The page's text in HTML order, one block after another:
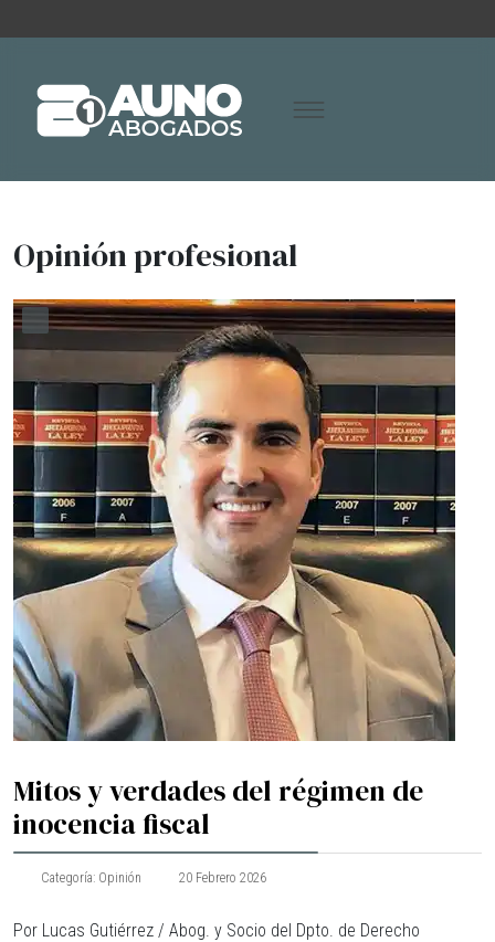
Opinión profesional
Mitos y verdades del régimen de
inocencia fiscal
Categoría: Opinión 20 Febrero 2026
Por Lucas Gutiérrez / Abog. y Socio del Dpto. de Derecho